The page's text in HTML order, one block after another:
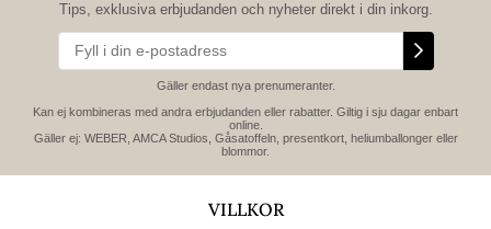
Tips, exklusiva erbjudanden och nyheter direkt i din inkorg.
Gäller endast nya prenumeranter.
Kan ej kombineras med andra erbjudanden eller rabatter. Giltig i sju dagar enbart
online.
Gäller ej: WEBER, AMCA Studios, Gåsatoffeln, presentkort, heliumballonger eller
blommor.
VILLKOR